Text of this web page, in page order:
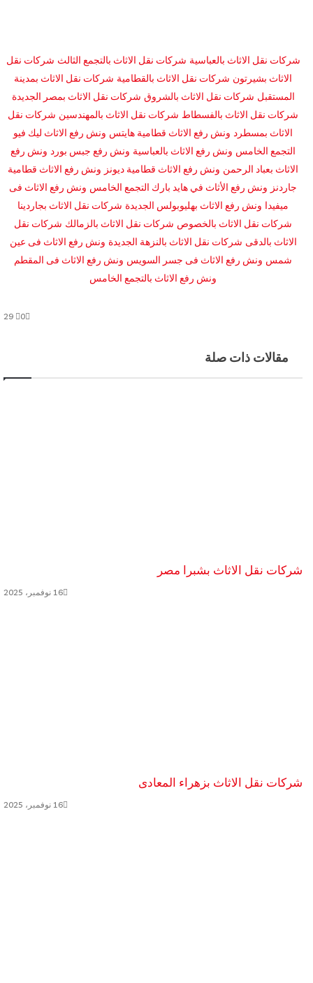
شركات نقل الاثاث بالعباسية شركات نقل الاثاث بالتجمع الثالث شركات نقل
الاثاث بشيرتون شركات نقل الاثاث بالقطامية شركات نقل الاثاث بمدينة
المستقبل شركات نقل الاثاث بالشروق شركات نقل الاثاث بمصر الجديدة
شركات نقل الاثاث بالفسطاط شركات نقل الاثاث بالمهندسين شركات نقل
الاثاث بمسطرد ونش رفع الاثاث قطامية هايتس ونش رفع الاثاث ليك فيو
التجمع الخامس ونش رفع الاثاث بالعباسية ونش رفع جبس بورد ونش رفع
الاثاث بعباد الرحمن ونش رفع الاثاث قطامية ديونز ونش رفع الاثاث قطامية
جاردنز ونش رفع الأثاث في هايد بارك التجمع الخامس ونش رفع الاثاث فى
ميفيدا ونش رفع الاثاث بهليوبولس الجديدة شركات نقل الاثاث بجاردينا
شركات نقل الاثاث بالخصوص شركات نقل الاثاث بالزمالك شركات نقل
الاثاث بالدقى شركات نقل الاثاث بالنزهة الجديدة ونش رفع الاثاث فى عين
شمس ونش رفع الاثاث فى جسر السويس ونش رفع الاثاث فى المقطم
ونش رفع الاثاث بالتجمع الخامس
0
مقالات ذات صلة
شركات نقل الاثاث بشبرا مصر
16 نوفمبر، 2025
شركات نقل الاثاث بزهراء المعادى
16 نوفمبر، 2025